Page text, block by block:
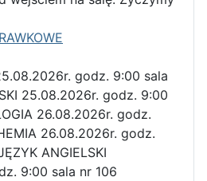
godz. 9:00 sala
25.08.2026r. godz. 9:00
26.08.2026r. godz.
26.08.2026r. godz.
ANGIELSKI
9:00 sala nr 106